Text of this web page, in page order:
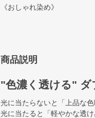
《おしゃれ染め》
商品説明
"色濃く透ける"
光に当たらないと「上品な
光に当たると「軽やかな透